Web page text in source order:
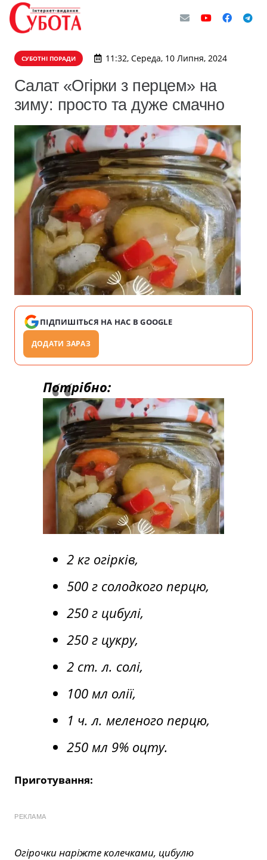
СУБОТНІ ПОРАДИ 11:32, Середа, 10 Липня, 2024
Салат «Огірки з перцем» на
зиму: просто та дуже смачно
ПІДПИШІТЬСЯ НА НАС В GOOGLE
ДОДАТИ ЗАРАЗ
Потрібно:
2 кг огірків,
500 г солодкого перцю,
250 г цибулі,
250 г цукру,
2 ст. л. солі,
100 мл олії,
1 ч. л. меленого перцю,
250 мл 9% оцту.
Приготування:
РЕКЛАМА
Огірочки наріжте колечками, цибулю